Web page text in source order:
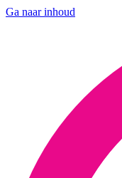
Ga naar inhoud